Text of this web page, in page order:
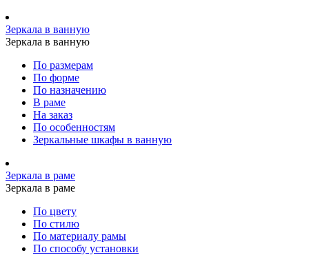
Зеркала в ванную
Зеркала в ванную
По размерам
По форме
По назначению
В раме
На заказ
По особенностям
Зеркальные шкафы в ванную
Зеркала в раме
Зеркала в раме
По цвету
По стилю
По материалу рамы
По способу установки